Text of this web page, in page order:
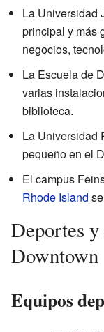
La Universidad
principal y más
negocios,
La Escuela de
varias
biblioteca.
La Universidad
pequeño en el
El campus
Rhode Island
Deportes
Downtown
Equipos